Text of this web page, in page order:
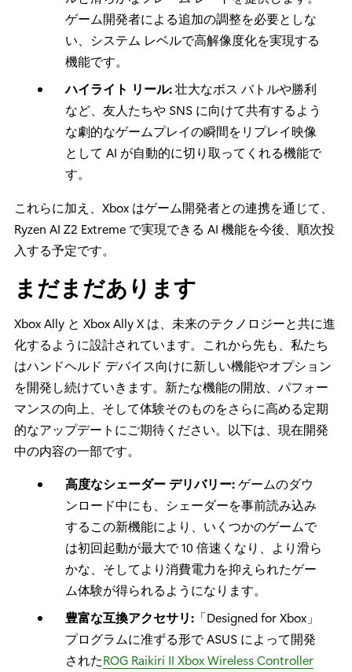
ゲーム開発者による追加の調整を必要としな
い、システム レベルで高解像度化を実現する
機能です。
ハイライト リール:壮大なボス バトルや勝利
など、友人たちや SNS に向けて共有するよう
な劇的なゲームプレイの瞬間をリプレイ映像
として AI が自動的に切り取ってくれる機能で
す。
これらに加え、Xbox はゲーム開発者との連携を通じて、
Ryzen AI Z2 Extreme で実現できる AI 機能を今後、順次投
入する予定です。
まだまだあります
Xbox Ally と Xbox Ally X は、未来のテクノロジーと共に進
化するように設計されています。これから先も、私たち
はハンドヘルド デバイス向けに新しい機能やオプション
を開発し続けていきます。新たな機能の開放、パフォー
マンスの向上、そして体験そのものをさらに高める定期
的なアップデートにご期待ください。以下は、現在開発
中の内容の一部です。
高度なシェーダー デリバリー:ゲームのダウ
ンロード中にも、シェーダーを事前読み込み
するこの新機能により、いくつかのゲームで
は初回起動が最大で 10 倍速くなり、より滑ら
かな、そしてより消費電力を抑えられたゲー
ム体験が得られるようになります。
豊富な互換アクセサリ:「Designed for Xbox」
プログラムに准ずる形で ASUS によって開発
されたROG Raikiri II Xbox Wireless Controller